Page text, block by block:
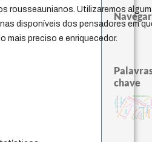
rousseaunianos. Utilizaremos
disponíveis dos pensadores em
mais preciso e enriquecedor.
Navegar
chave
fundamentalismo
jacobi
protágoras
experiência temporal
metafísica do
género
idade intolerância
identidade nacionalhomem-medida
filosofia brasileira
j.c.m. neto palavra
perdón leyes
violencia
guayaquil
logos
pedagogia
lei
filosofia francesa
desejo
sacrifício
mind